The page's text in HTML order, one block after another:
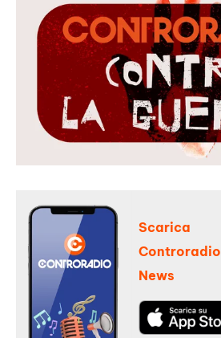
Scarica
Controradio
News